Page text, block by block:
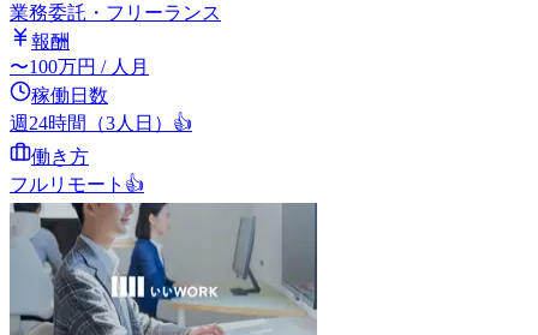
業務委託・フリーランス
報酬
〜100万円 / 人月
稼働日数
週24時間（3人日） 👍
働き方
フルリモート 👍